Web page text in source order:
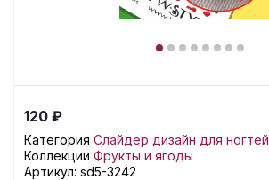
120 ₽
Категория Слайдер дизайн для ногтей
Коллекции Фрукты и ягоды
Артикул: sd5-3242